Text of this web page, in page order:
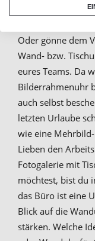
Liebste wird sich
Oder gönne dem
Wand- bzw.
eures Teams. Da
Bilderrahmenuhr
auch selbst
letzten Urlaube
wie eine
Lieben den
Fotogalerie mit
möchtest, bist du
das Büro ist eine
Blick auf die
stärken. Welche